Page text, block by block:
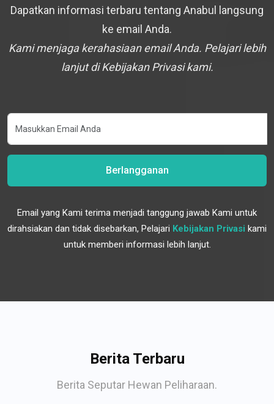
Dapatkan informasi terbaru tentang Anabul langsung
ke email Anda.
Kami menjaga kerahasiaan email Anda. Pelajari lebih
lanjut di Kebijakan Privasi kami.
Berlangganan
Email yang Kami terima menjadi tanggung jawab Kami untuk
dirahsiakan dan tidak disebarkan, Pelajari Kebijakan Privasi kami
untuk memberi informasi lebih lanjut.
Berita Terbaru
Berita Seputar Hewan Peliharaan.